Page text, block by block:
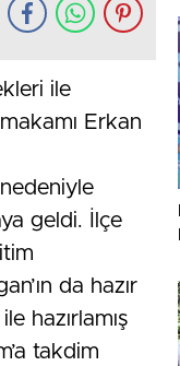
ile
Erkan
geldi. İlçe
da hazır
hazırlamış
takdim